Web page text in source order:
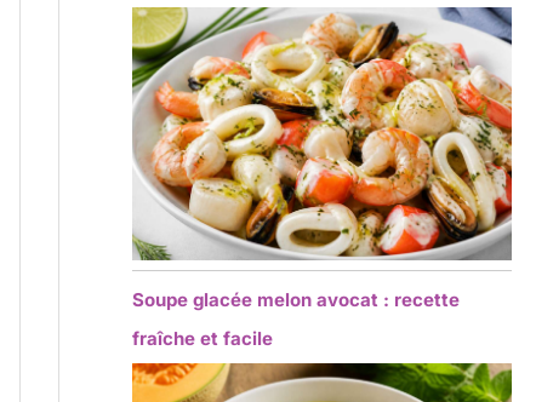
Soupe glacée melon avocat : recette
fraîche et facile